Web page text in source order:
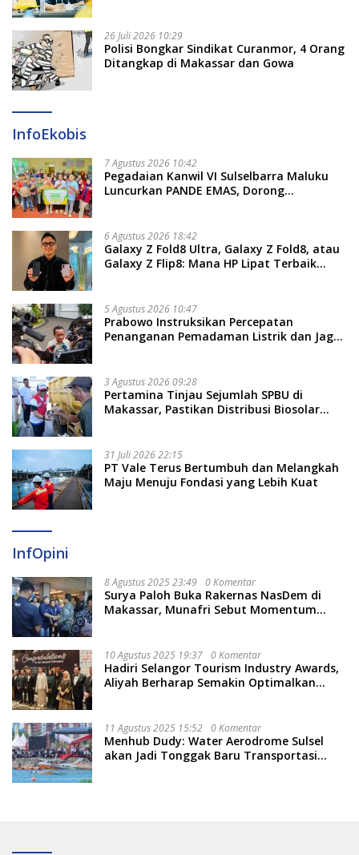
26 Juli 2026 10:29
Polisi Bongkar Sindikat Curanmor, 4 Orang
Ditangkap di Makassar dan Gowa
InfoEkobis
7 Agustus 2026 10:42
Pegadaian Kanwil VI Sulselbarra Maluku
Luncurkan PANDE EMAS, Dorong
6 Agustus 2026 18:42
Galaxy Z Fold8 Ultra, Galaxy Z Fold8, atau
Galaxy Z Flip8: Mana HP Lipat Terbaik
5 Agustus 2026 10:47
Prabowo Instruksikan Percepatan
Penanganan Pemadaman Listrik dan Jaga
3 Agustus 2026 09:28
Pertamina Tinjau Sejumlah SPBU di
Makassar, Pastikan Distribusi Biosolar
31 Juli 2026 22:15
PT Vale Terus Bertumbuh dan Melangkah
Maju Menuju Fondasi yang Lebih Kuat
InfOpini
8 Agustus 2025 23:49 0 Komentar
Surya Paloh Buka Rakernas NasDem di
Makassar, Munafri Sebut Momentum
10 Agustus 2025 19:37 0 Komentar
Hadiri Selangor Tourism Industry Awards,
Aliyah Berharap Semakin Optimalkan
11 Agustus 2025 15:52 0 Komentar
Menhub Dudy: Water Aerodrome Sulsel
akan Jadi Tonggak Baru Transportasi